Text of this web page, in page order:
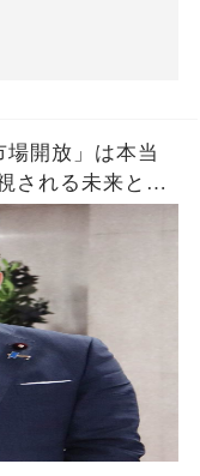
開放」は本当
される未来と